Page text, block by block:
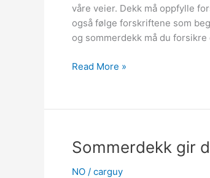
våre veier. Dekk må oppfylle
også følge forskriftene som
og sommerdekk må du
Sikkerhetsmessige
riktig
Read More »
Sommerdekk gir
NO / carguy